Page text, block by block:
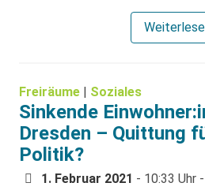
Freiräume | Soziales
Sinkende
Dresden – Quittung
Politik?
1. Februar 2021 - 10:33 Uhr -